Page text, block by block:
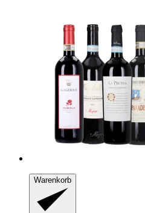
Warenkorb